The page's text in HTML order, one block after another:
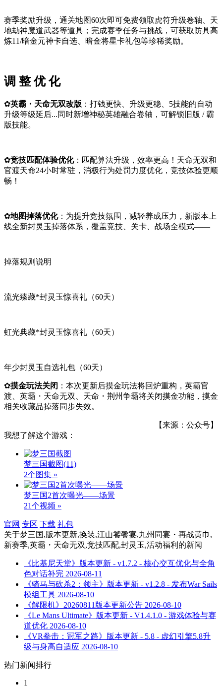
赛季奖励升级，通关地图60次即可免费领取虎符升级卷轴、天
地劫神魔道武器等道具；完成赛季任务与挑战，可获取防具高
炼11/暗金元神卡自选、暗金将星卡礼包等珍稀奖励。
调 整 优 化
✿英霸・天命无双改版 ：打钱更快、升级更稳、5技能的自动
升级等级延后...同时新增神秘英雄融合卷轴，可解锁旧版 / 霸
版技能。
✿竞技匹配体验优化：匹配算法升级，效率更高！天命无双和
官渡天命24小时常驻，消极行为处罚力度优化，竞技体验更顺
畅！
✿地图掉落优化：为提升竞技氛围，减轻养成压力，新版本上
线全新封灵玉掉落体系，覆盖竞技、关卡、战场全模式——
掉落规则说明
流光臻藏*封灵玉惊喜礼（60天）
虹光典藏*封灵玉惊喜礼（60天）
年少封灵玉自选礼包（60天）
✿摸金玩法关闭 ：本次更新后摸金玩法将回炉重构，英霸官
渡、英霸・天命无双、天命・荆州争霸将关闭摸金功能，摸金
相关收藏品掉落同步失效。
【来源：公众号】
我想了解这个游戏：
梦三国截图(11)
2个图集 »
梦三国2首次曝光——场景
21个视频 »
官网 专区 下载 礼包
关于梦三国,版本更新,换装,江山饕餮宴,九州同宴・再战黄巾,
新赛季,英霸・天命无双,竞技匹配,封灵玉,活动福利 的新闻
《比基尼天堂》版本更新 - v1.7.2 - 核心交互优化与全角
色对话补完 2026-08-11
《骑马与砍杀2：领主》版本更新 - v1.2.8 - 发布War Sails
模组工具 2026-08-10
《解限机》20260811版本更新公告 2026-08-10
《Le Mans Ultimate》版本更新 - V1.4.1.0 - 游戏体验与赛
道优化 2026-08-10
《VR拳击：冠军之路》版本更新 - 5.8 - 虚幻引擎5.8升
级与身高自适应 2026-08-10
热门新闻排行
1